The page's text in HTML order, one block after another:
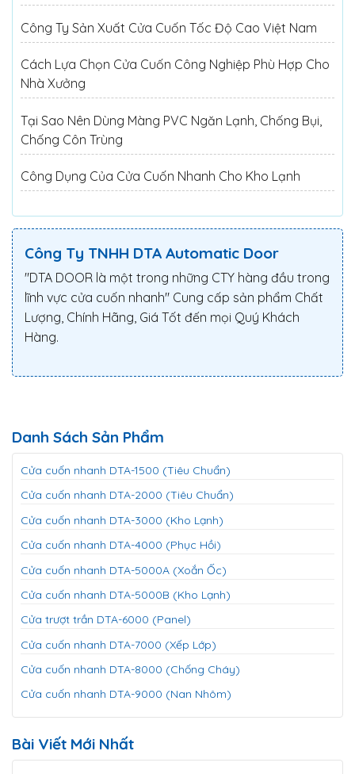
Công Ty Sản Xuất Cửa Cuốn Tốc Độ Cao Việt Nam
Cách Lựa Chọn Cửa Cuốn Công Nghiệp Phù Hợp Cho
Nhà Xưởng
Tại Sao Nên Dùng Màng PVC Ngăn Lạnh, Chống Bụi,
Chống Côn Trùng
Công Dụng Của Cửa Cuốn Nhanh Cho Kho Lạnh
Công Ty TNHH DTA Automatic Door
"DTA DOOR là một trong những CTY hàng đầu trong
lĩnh vực cửa cuốn nhanh" Cung cấp sản phẩm Chất
Lượng, Chính Hãng, Giá Tốt đến mọi Quý Khách
Hàng.
Danh Sách Sản Phẩm
Cửa cuốn nhanh DTA-1500 (Tiêu Chuẩn)
Cửa cuốn nhanh DTA-2000 (Tiêu Chuẩn)
Cửa cuốn nhanh DTA-3000 (Kho Lạnh)
Cửa cuốn nhanh DTA-4000 (Phục Hồi)
Cửa cuốn nhanh DTA-5000A (Xoắn Ốc)
Cửa cuốn nhanh DTA-5000B (Kho Lạnh)
Cửa trượt trần DTA-6000 (Panel)
Cửa cuốn nhanh DTA-7000 (Xếp Lớp)
Cửa cuốn nhanh DTA-8000 (Chống Cháy)
Cửa cuốn nhanh DTA-9000 (Nan Nhôm)
Bài Viết Mới Nhất